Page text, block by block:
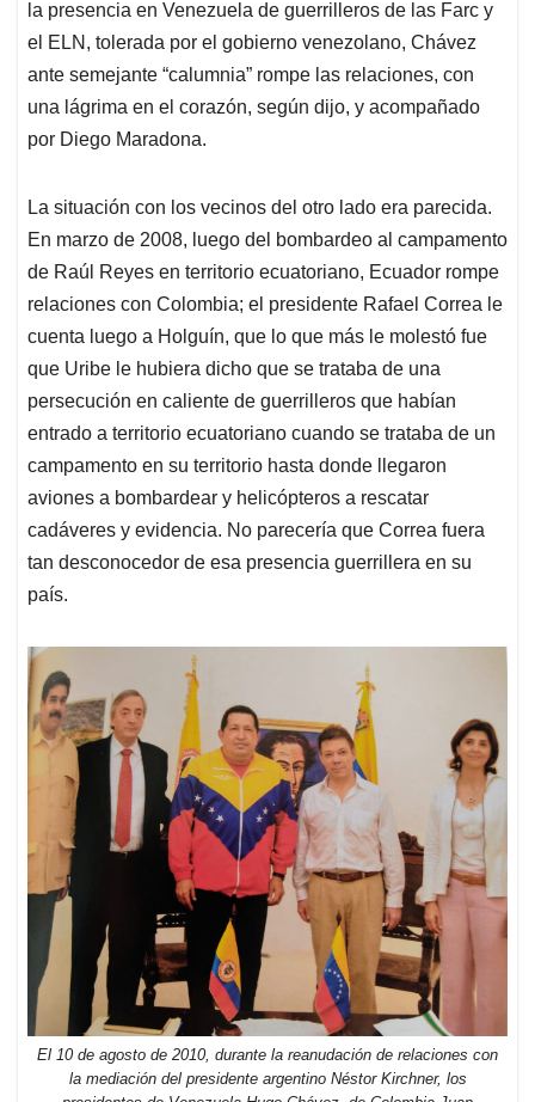
la presencia en Venezuela de guerrilleros de las Farc y
el ELN, tolerada por el gobierno venezolano, Chávez
ante semejante “calumnia” rompe las relaciones, con
una lágrima en el corazón, según dijo, y acompañado
por Diego Maradona.
La situación con los vecinos del otro lado era parecida.
En marzo de 2008, luego del bombardeo al campamento
de Raúl Reyes en territorio ecuatoriano, Ecuador rompe
relaciones con Colombia; el presidente Rafael Correa le
cuenta luego a Holguín, que lo que más le molestó fue
que Uribe le hubiera dicho que se trataba de una
persecución en caliente de guerrilleros que habían
entrado a territorio ecuatoriano cuando se trataba de un
campamento en su territorio hasta donde llegaron
aviones a bombardear y helicópteros a rescatar
cadáveres y evidencia. No parecería que Correa fuera
tan desconocedor de esa presencia guerrillera en su
país.
El 10 de agosto de 2010, durante la reanudación de relaciones con
la mediación del presidente argentino Néstor Kirchner, los